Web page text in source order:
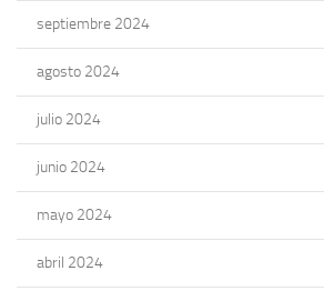
septiembre 2024
agosto 2024
julio 2024
junio 2024
mayo 2024
abril 2024